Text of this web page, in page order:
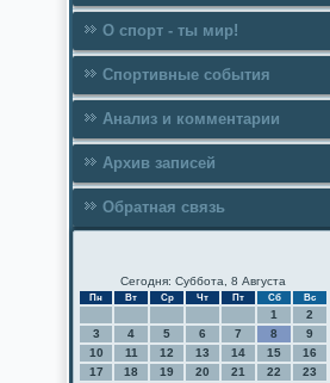
О спорт - ты мир!
Спортивные события
Анализ и комментарии
Архив записей
Обратная связь
Сегодня: Суббота, 8 Августа
Пн Вт Ср Чт Пт Сб Вс
1
2
3
4 5 6 7 8
9
10
11 12 13 14 15
16
17
18 19 20 21 22
23